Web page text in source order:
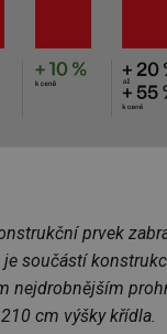
prvek
součástí
nejdrobnějším
cm výšky křídla.